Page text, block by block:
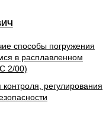
способы погружения
в расплавленном
2/00)
регулирования